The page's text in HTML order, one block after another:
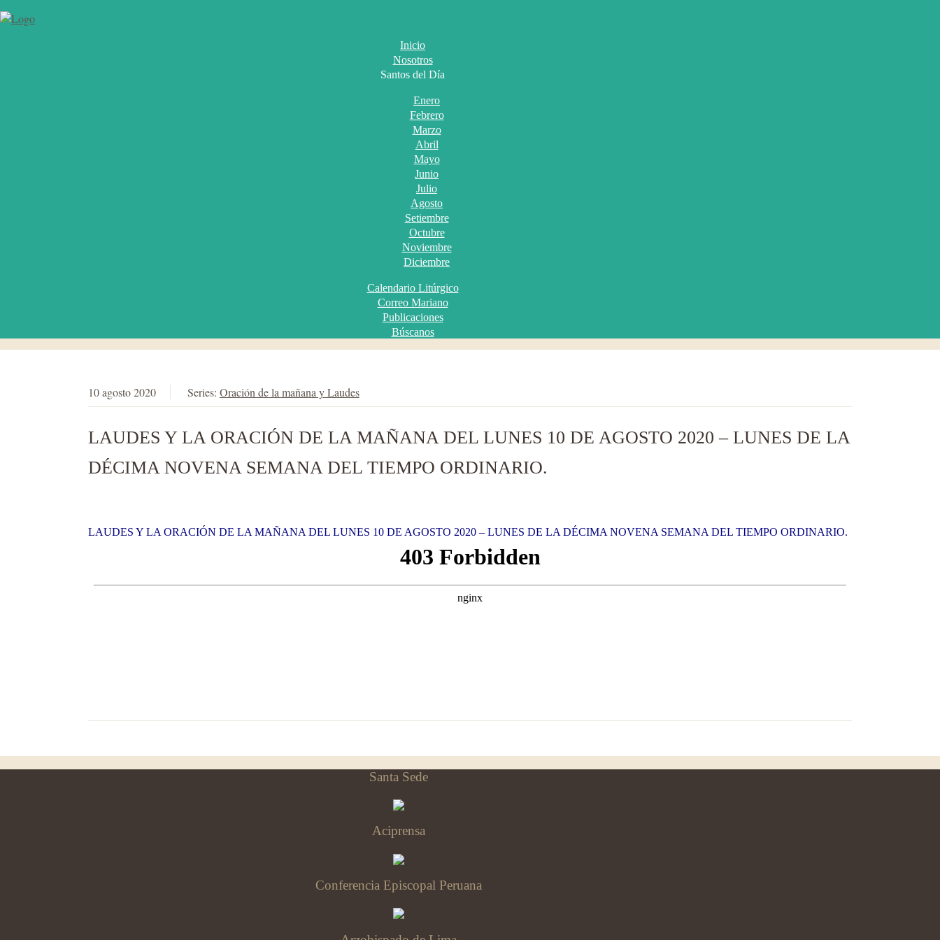
Inicio
Nosotros
Santos del Día
Enero
Febrero
Marzo
Abril
Mayo
Junio
Julio
Agosto
Setiembre
Octubre
Noviembre
Diciembre
Calendario Litúrgico
Correo Mariano
Publicaciones
Búscanos
10 agosto 2020 Series: Oración de la mañana y Laudes
LAUDES Y LA ORACIÓN DE LA MAÑANA DEL LUNES 10 DE AGOSTO 2020 – LUNES DE LA
DÉCIMA NOVENA SEMANA DEL TIEMPO ORDINARIO.
LAUDES Y LA ORACIÓN DE LA MAÑANA DEL LUNES 10 DE AGOSTO 2020 – LUNES DE LA DÉCIMA NOVENA SEMANA DEL TIEMPO ORDINARIO.
Santa Sede
Aciprensa
Conferencia Episcopal Peruana